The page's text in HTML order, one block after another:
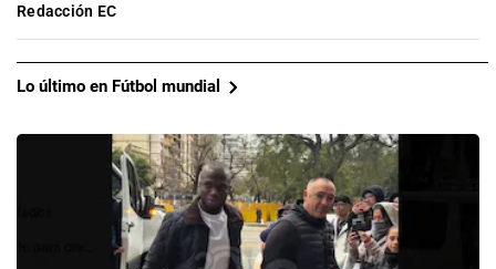
Redacción EC
Lo último en Fútbol mundial